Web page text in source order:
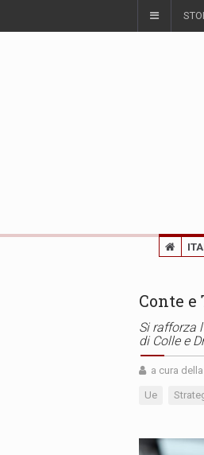
Conte e
Si rafforza
di Colle e
a cura
Ue